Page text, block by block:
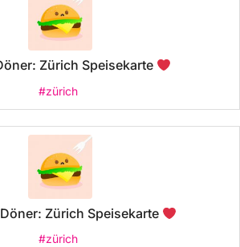
Zürich Speisekarte
#zürich
Zürich Speisekarte
#zürich